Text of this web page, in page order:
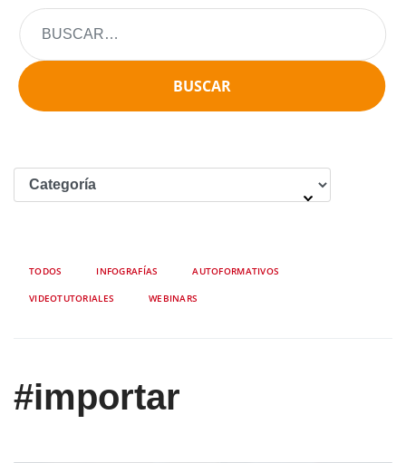
BUSCAR
TODOS INFOGRAFÍAS AUTOFORMATIVOS
VIDEOTUTORIALES WEBINARS
#importar